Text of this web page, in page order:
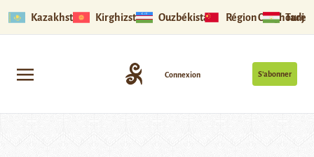
Kazakhstan Kirghizstan Ouzbékistan Région Ouïghoure
S’abonner
Connexion